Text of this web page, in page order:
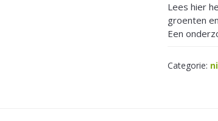
Lees hier
groenten
Een
Categorie: